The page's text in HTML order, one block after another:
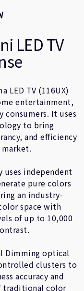
LED TV
LED TV (116UX)
entertainment,
consumers. It uses
to bring
and efficiency
uses independent
pure colors
an industry-
space with
of up to 10,000
Dimming optical
clusters to
accuracy and
traditional color